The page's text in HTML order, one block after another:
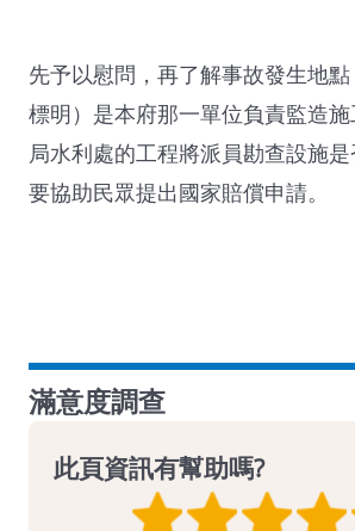
先予以慰問，再了解事故發生地
標明）是本府那一單位負責監造
局水利處的工程將派員勘查設施
要協助民眾提出國家賠償申請。
滿意度調查
此頁資訊有幫助嗎?